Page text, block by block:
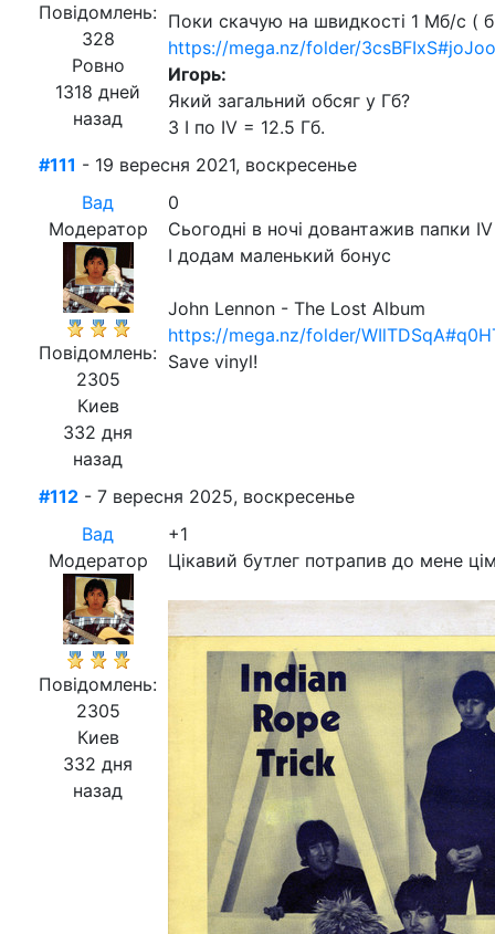
Повідомлень:
328
Ровно
1318 дней
назад
Поки скачую на швидкості 1 Мб/с (
https://mega.nz/folder/
Игорь:
Який загальний обсяг у Гб?
З I по IV = 12.5 Гб.
#111 - 19 вересня 2021, воскресенье
Вад
Модератор
Повідомлень:
2305
Киев
332 дня
назад
0
Сьогодні в ночі довантажив папки
І додам маленький бонус
John Lennon - The Lost Album
https://mega.nz/folder/
Save vinyl!
#112 - 7 вересня 2025, воскресенье
Вад
Модератор
Повідомлень:
2305
Киев
332 дня
назад
+1
Цікавий бутлег потрапив до мене